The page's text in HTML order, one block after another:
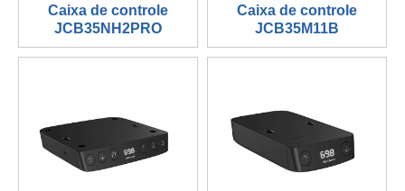
Caixa de controle
JCB35NH2PRO
Caixa de controle
JCB35M11B